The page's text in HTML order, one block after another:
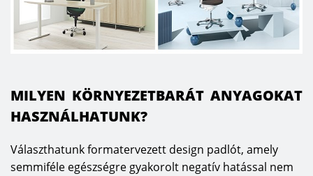
MILYEN KÖRNYEZETBARÁT ANYAGOKAT
HASZNÁLHATUNK?
Választhatunk formatervezett design padlót, amely
semmiféle egészségre gyakorolt negatív hatással nem